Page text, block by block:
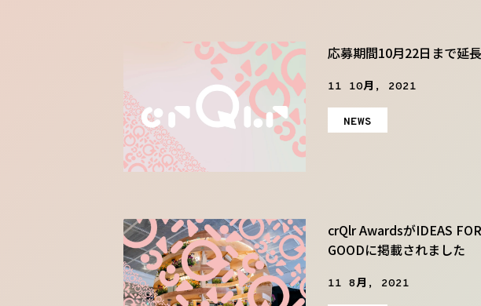
応募期間10月22日まで延長
11 10月, 2021
NEWS
crQlr AwardsがIDEAS FOR
GOODに掲載されました
11 8月, 2021